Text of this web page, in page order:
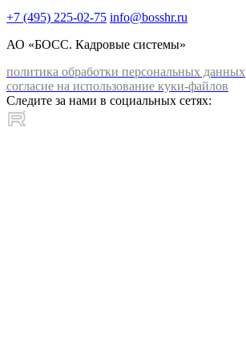
+7 (495) 225-02-75 info@bosshr.ru
АО «БОСС. Кадровые системы»
политика обработки персональных данных
согласие на использование куки-файлов
Следите за нами в социальных сетях: